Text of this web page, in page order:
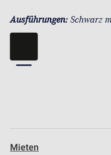
Ausführungen: Schwarz
Mieten